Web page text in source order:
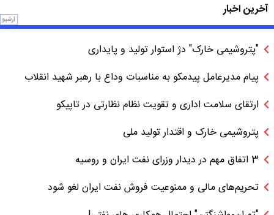
آخرین اخبار
آرشیو
"پتروشیمی خارک" دژ استوار تولید و پایداری
پیام مدیرعامل پیدمکو به مناسبات وداع با رهبر شهید انقلاب
ارتقای سلامت اداری و تقویت نظام نظارتی در تاپیکو
پتروشیمی خارک و اقتدار تولید ملی
3 اتفاق مهم در دیدار وزرای نفت ایران و روسیه
تحریم‌های مالی و ممنوعیت فروش نفت ایران لغو شود